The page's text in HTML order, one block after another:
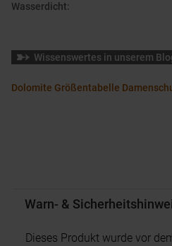
Wasserdicht:
Wissenswertes in unserem
Dolomite Größentabelle
Warn- &
Dieses Produkt wurde vor